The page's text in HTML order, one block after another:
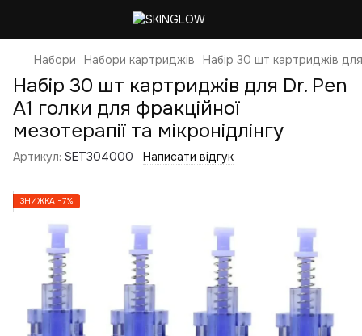
Набори Набори картриджів Набір 30 шт картриджів для
Набір 30 шт картриджів для Dr. Pen
A1 голки для фракційної
мезотерапії та мікронідлінгу
Артикул: SET304000 Написати відгук
ЗНИЖКА −7%